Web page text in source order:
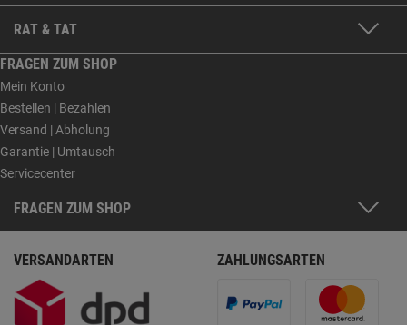
RAT & TAT
FRAGEN ZUM SHOP
Mein Konto
Bestellen | Bezahlen
Versand | Abholung
Garantie | Umtausch
Servicecenter
FRAGEN ZUM SHOP
VERSANDARTEN ZAHLUNGSARTEN